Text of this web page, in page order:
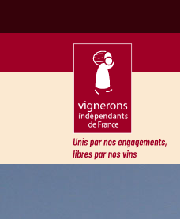
Unis par nos